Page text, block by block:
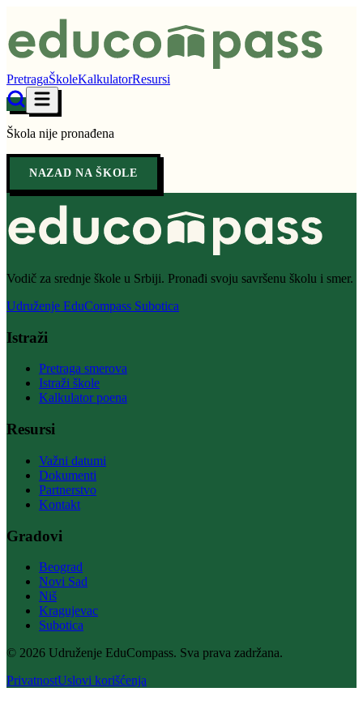
PretragaŠkoleKalkulatorResursi
Škola nije pronađena
NAZAD NA ŠKOLE
Vodič za srednje škole u Srbiji. Pronađi svoju savršenu školu i smer.
Udruženje EduCompass Subotica
Istraži
Pretraga smerova
Istraži škole
Kalkulator poena
Resursi
Važni datumi
Dokumenti
Partnerstvo
Kontakt
Gradovi
Beograd
Novi Sad
Niš
Kragujevac
Subotica
© 2026 Udruženje EduCompass. Sva prava zadržana.
PrivatnostUslovi korišćenja